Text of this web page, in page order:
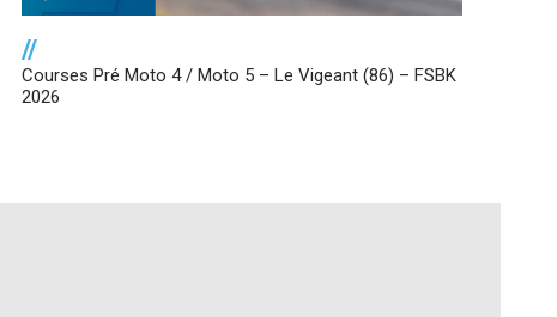
//
Courses Pré Moto 4 / Moto 5 – Le Vigeant (86) – FSBK
2026